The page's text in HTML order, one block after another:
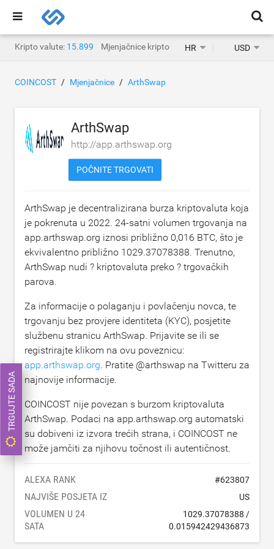
Kripto valute: 15.899 Mjenjačnice kripto valuta: 1.468
HR USD
COINCOST Mjenjačnice ArthSwap
ArthSwap
http://app.arthswap.org
POČNITE TRGOVATI
ArthSwap je decentralizirana burza kriptovaluta koja
je pokrenuta u 2022. 24-satni volumen trgovanja na
app.arthswap.org iznosi približno 0,016 BTC, što je
ekvivalentno približno 1029.37078388. Trenutno,
ArthSwap nudi ? kriptovaluta preko ? trgovačkih
parova.
Za informacije o polaganju i povlačenju novca, te
trgovanju bez provjere identiteta (KYC), posjetite
službenu stranicu ArthSwap. Prijavite se ili se
registrirajte klikom na ovu poveznicu:
app.arthswap.org. Pratite @arthswap na Twitteru za
najnovije informacije.
COINCOST nije povezan s burzom kriptovaluta
ArthSwap. Podaci na app.arthswap.org automatski
su dobiveni iz izvora trećih strana, i COINCOST ne
može jamčiti za njihovu točnost ili autentičnost.
ALEXA RANK #623807
NAJVIŠE POSJETA IZ US
VOLUMEN U 24
SATA
1029.37078388 /
0.015942429436873
TRGUJTE SADA